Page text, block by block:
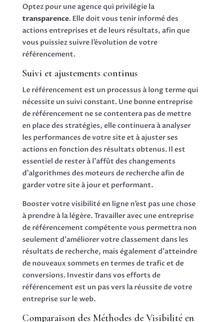
Optez pour une agence qui privilégie la
transparence. Elle doit vous tenir informé des
actions entreprises et de leurs résultats, afin que
vous puissiez suivre l’évolution de votre
référencement.
Suivi et ajustements continus
Le référencement est un processus à long terme qui
nécessite un suivi constant. Une bonne entreprise
de référencement ne se contentera pas de mettre
en place des stratégies, elle continuera à analyser
les performances de votre site et à ajuster ses
actions en fonction des résultats obtenus. Il est
essentiel de rester à l’affût des changements
d’algorithmes des moteurs de recherche afin de
garder votre site à jour et performant.
Booster votre visibilité en ligne n’est pas une chose
à prendre à la légère. Travailler avec une entreprise
de référencement compétente vous permettra non
seulement d’améliorer votre classement dans les
résultats de recherche, mais également d’atteindre
de nouveaux sommets en termes de trafic et de
conversions. Investir dans vos efforts de
référencement est un pas vers la réussite de votre
entreprise sur le web.
Comparaison des Méthodes de Visibilité en